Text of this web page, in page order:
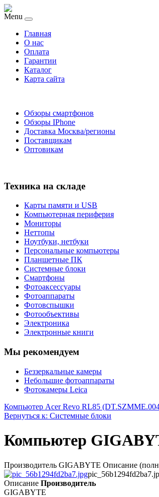
Menu
Главная
O нас
Оплата
Гарантии
Каталог
Карта сайта
Обзоры смартфонов
Обзоры IPhone
Доставка Москва/регионы
Поставщикам
Оптовикам
Техника на складе
Карты памяти и USB
Компьютерная периферия
Мониторы
Неттопы
Ноутбуки, нетбуки
Персональные компьютеры
Планшетные ПК
Системные блоки
Смартфоны
Фотоаксессуары
Фотоаппараты
Фотовспышки
Фотообъективы
Электроника
Электронные книги
Мы рекомендуем
Беззеркальные камеры
Небольшие фотоаппараты
Фотокамеры Leica
Компьютер Acer Revo RL85
Вернуться к: Системные блоки
Компьютер
Производитель GIGABYTE Описание
Описание Производитель
GIGABYTE